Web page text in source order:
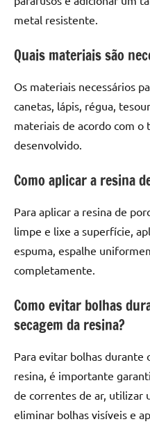
metal resistente.
Quais materiais são
Os materiais necessários
canetas, lápis, régua,
materiais de acordo com o
desenvolvido.
Como aplicar a resina
Para aplicar a resina de
limpe e lixe a superfície,
espuma, espalhe
completamente.
Como evitar bolhas
secagem da resina?
Para evitar bolhas durante
resina, é importante
de correntes de ar, utilizar
eliminar bolhas visíveis e